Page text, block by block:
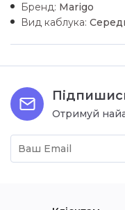
Бренд: Marigo
Вид каблука:
Отримуй